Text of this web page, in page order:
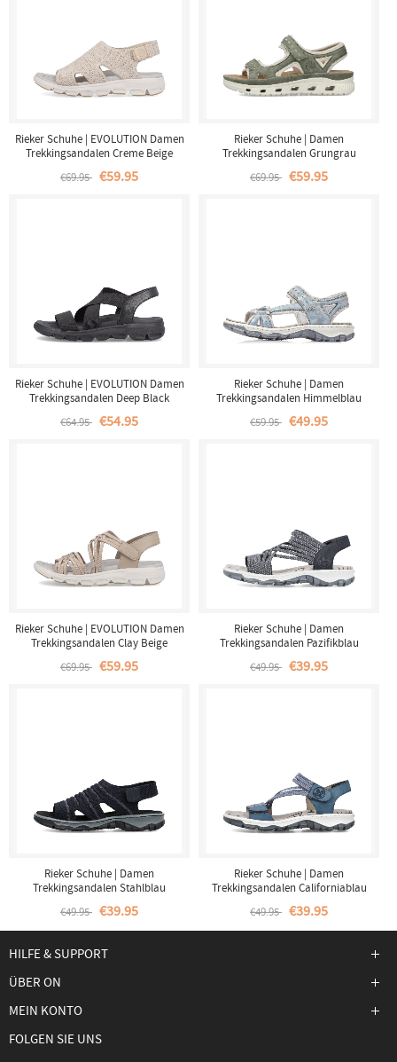
Rieker Schuhe | EVOLUTION Damen
Trekkingsandalen Creme Beige
€69.95 €59.95
Rieker Schuhe | Damen
Trekkingsandalen Grungrau
€69.95 €59.95
Rieker Schuhe | EVOLUTION Damen
Trekkingsandalen Deep Black
€64.95 €54.95
Rieker Schuhe | Damen
Trekkingsandalen Himmelblau
€59.95 €49.95
Rieker Schuhe | EVOLUTION Damen
Trekkingsandalen Clay Beige
€69.95 €59.95
Rieker Schuhe | Damen
Trekkingsandalen Pazifikblau
€49.95 €39.95
Rieker Schuhe | Damen
Trekkingsandalen Stahlblau
€49.95 €39.95
Rieker Schuhe | Damen
Trekkingsandalen Californiablau
€49.95 €39.95
HILFE & SUPPORT
ÜBER ON
MEIN KONTO
FOLGEN SIE UNS